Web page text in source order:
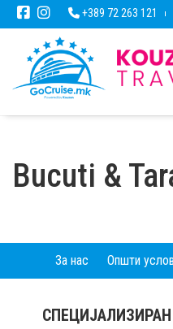
+389 72 263 121
Bucuti &
За нас Општи